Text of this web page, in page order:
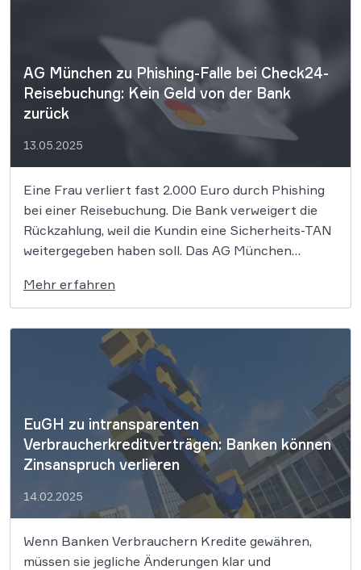
AG München zu Phishing-Falle bei Check24-
Reisebuchung: Kein Geld von der Bank
zurück
13.05.2025
Eine Frau verliert fast 2.000 Euro durch Phishing
bei einer Reisebuchung. Die Bank verweigert die
Rückzahlung, weil die Kundin eine Sicherheits-TAN
weitergegeben haben soll. Das AG München
wieder vorkommender Fall von Online-Betrug
beschäftigte das Amtsgericht (AG) München. Eine
Frau hatte ihre Bank […]
Mehr erfahren
EuGH zu intransparenten
Verbraucherkreditverträgen: Banken können
Zinsanspruch verlieren
14.02.2025
Wenn Banken Verbrauchern Kredite gewähren,
müssen sie jegliche Änderungen klar und